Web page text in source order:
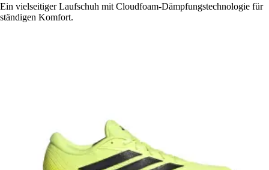
Ein vielseitiger Laufschuh mit Cloudfoam-Dämpfungstechnologie für
ständigen Komfort.